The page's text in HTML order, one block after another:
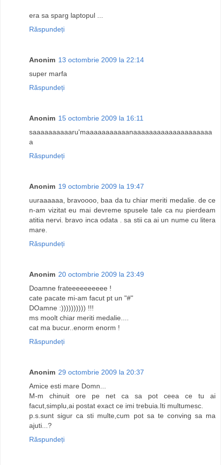
era sa sparg laptopul ...
Răspundeți
Anonim 13 octombrie 2009 la 22:14
super marfa
Răspundeți
Anonim 15 octombrie 2009 la 16:11
saaaaaaaaaaru'maaaaaaaaaaanaaaaaaaaaaaaaaaaaaaa
a
Răspundeți
Anonim 19 octombrie 2009 la 19:47
uuraaaaaa, bravoooo, baa da tu chiar meriti medalie. de ce
n-am vizitat eu mai devreme spusele tale ca nu pierdeam
atitia nervi. bravo inca odata . sa stii ca ai un nume cu litera
mare.
Răspundeți
Anonim 20 octombrie 2009 la 23:49
Doamne frateeeeeeeeee !
cate pacate mi-am facut pt un "#"
DOamne :)))))))))) !!!
ms moolt chiar meriti medalie....
cat ma bucur..enorm enorm !
Răspundeți
Anonim 29 octombrie 2009 la 20:37
Amice esti mare Domn...
M-m chinuit ore pe net ca sa pot ceea ce tu ai
facut,simplu,ai postat exact ce imi trebuia.Iti multumesc.
p.s.sunt sigur ca sti multe,cum pot sa te conving sa ma
ajuti...?
Răspundeți